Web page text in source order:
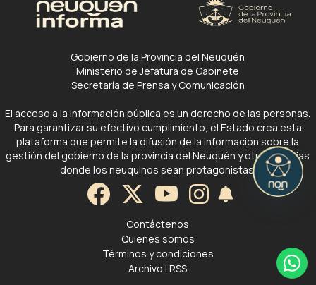
Gobierno de la Provincia del Neuquén
Ministerio de Jefatura de Gabinete
Secretaría de Prensa y Comunicación
El acceso a la información pública es un derecho de las personas.
Para garantizar su efectivo cumplimiento, el Estado crea esta
plataforma que permite la difusión de la información sobre la
gestión del gobierno de la provincia del Neuquén y otras noticias
donde los neuquinos sean protagonistas.
Contáctenos
Quienes somos
Términos y condiciones
Archivo |RSS